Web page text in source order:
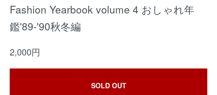
Fashion Yearbook volume 4 おしゃれ年
鑑'89-'90秋冬編
2,000円
SOLD OUT